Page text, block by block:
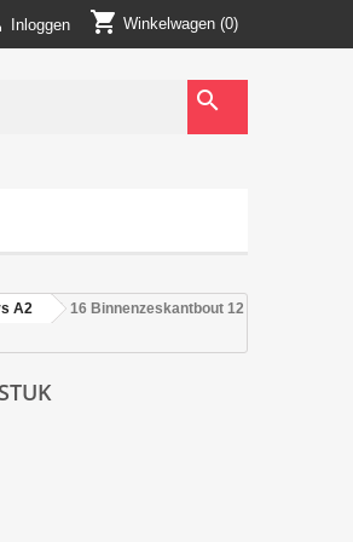
Inloggen shopping_cart Winkelwagen (0)
search
A2
16 Binnenzeskantbout 12